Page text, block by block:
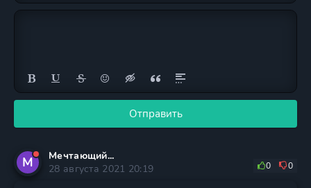
Отправить
М
Мечтающий...
28 августа 2021 20:19
0 0